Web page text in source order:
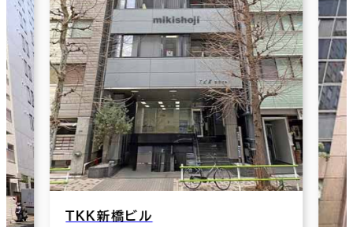
ＴＫＫ新橋ビル